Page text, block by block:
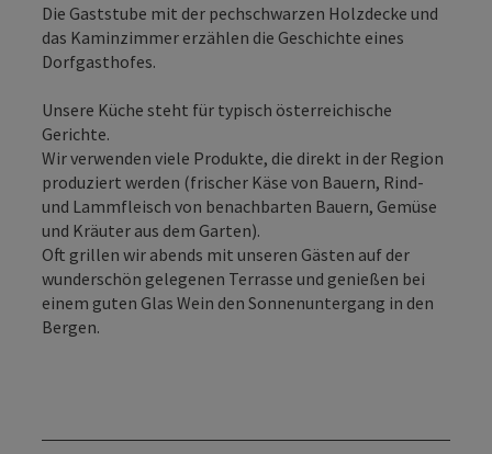
Die Gaststube mit der pechschwarzen Holzdecke und
das Kaminzimmer erzählen die Geschichte eines
Dorfgasthofes.
Unsere Küche steht für typisch österreichische
Gerichte.
Wir verwenden viele Produkte, die direkt in der Region
produziert werden (frischer Käse von Bauern, Rind-
und Lammfleisch von benachbarten Bauern, Gemüse
und Kräuter aus dem Garten).
Oft grillen wir abends mit unseren Gästen auf der
wunderschön gelegenen Terrasse und genießen bei
einem guten Glas Wein den Sonnenuntergang in den
Bergen.